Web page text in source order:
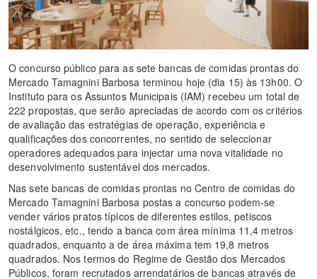
O concurso público para as sete bancas de comidas prontas do
Mercado Tamagnini Barbosa terminou hoje (dia 15) às 13h00. O
Instituto para os Assuntos Municipais (IAM) recebeu um total de
222 propostas, que serão apreciadas de acordo com os critérios
de avaliação das estratégias de operação, experiência e
qualificações dos concorrentes, no sentido de seleccionar
operadores adequados para injectar uma nova vitalidade no
desenvolvimento sustentável dos mercados.
Nas sete bancas de comidas prontas no Centro de comidas do
Mercado Tamagnini Barbosa postas a concurso podem-se
vender vários pratos típicos de diferentes estilos, petiscos
nostálgicos, etc., tendo a banca com área mínima 11,4 metros
quadrados, enquanto a de área máxima tem 19,8 metros
quadrados. Nos termos do Regime de Gestão dos Mercados
Públicos, foram recrutados arrendatários de bancas através de